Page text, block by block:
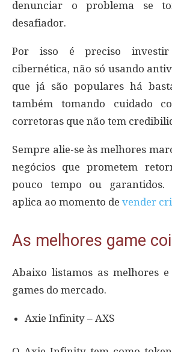
denunciar o problema se
desafiador.
Por isso é preciso investir
cibernética, não só usando
que já são populares há
também tomando cuidado
corretoras que não tem
Sempre alie-se às melhores
negócios que prometem
pouco tempo ou garantidos.
aplica ao momento de vender
As melhores game
Abaixo listamos as melhores
games do mercado.
Axie Infinity – AXS